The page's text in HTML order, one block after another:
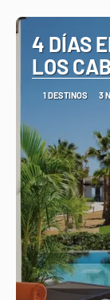
4 DÍAS
LOS
1 DESTINOS 3